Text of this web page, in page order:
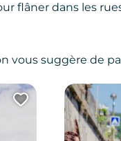
flâner dans les
vous suggère de
Ajouter